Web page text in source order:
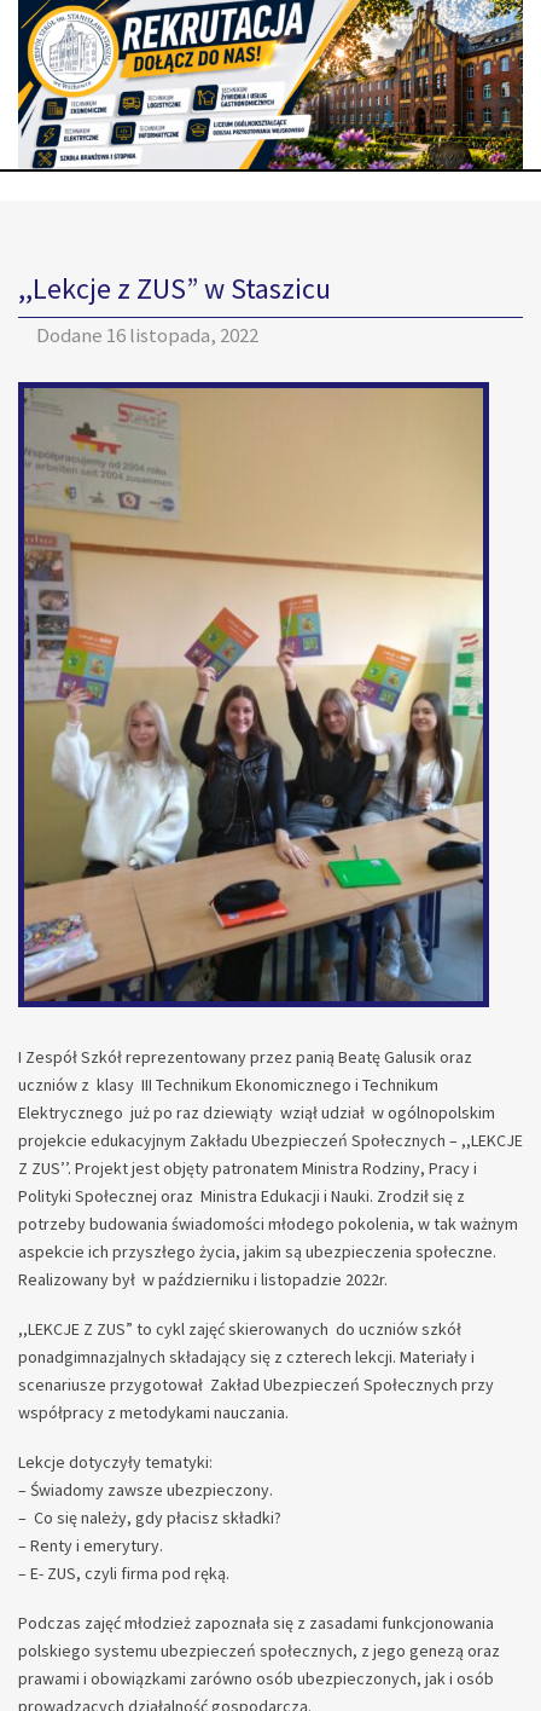
,,Lekcje z ZUS” w Staszicu
Dodane 16 listopada, 2022
I Zespół Szkół reprezentowany przez panią Beatę Galusik oraz
uczniów z klasy III Technikum Ekonomicznego i Technikum
Elektrycznego już po raz dziewiąty wziął udział w ogólnopolskim
projekcie edukacyjnym Zakładu Ubezpieczeń Społecznych – ,,LEKCJE
Z ZUS’’. Projekt jest objęty patronatem Ministra Rodziny, Pracy i
Polityki Społecznej oraz Ministra Edukacji i Nauki. Zrodził się z
potrzeby budowania świadomości młodego pokolenia, w tak ważnym
aspekcie ich przyszłego życia, jakim są ubezpieczenia społeczne.
Realizowany był w październiku i listopadzie 2022r.
,,LEKCJE Z ZUS” to cykl zajęć skierowanych do uczniów szkół
ponadgimnazjalnych składający się z czterech lekcji. Materiały i
scenariusze przygotował Zakład Ubezpieczeń Społecznych przy
współpracy z metodykami nauczania.
Lekcje dotyczyły tematyki:
– Świadomy zawsze ubezpieczony.
– Co się należy, gdy płacisz składki?
– Renty i emerytury.
– E- ZUS, czyli firma pod ręką.
Podczas zajęć młodzież zapoznała się z zasadami funkcjonowania
polskiego systemu ubezpieczeń społecznych, z jego genezą oraz
prawami i obowiązkami zarówno osób ubezpieczonych, jak i osób
prowadzących działalność gospodarczą.